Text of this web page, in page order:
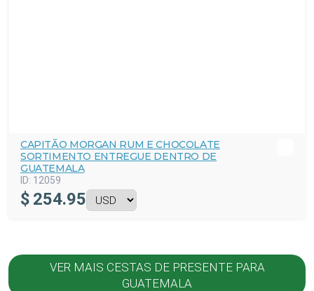
CAPITÃO MORGAN RUM E CHOCOLATE
SORTIMENTO ENTREGUE DENTRO DE
GUATEMALA
ID: 12059
$ 254.95
VER MAIS CESTAS DE PRESENTE PARA
GUATEMALA